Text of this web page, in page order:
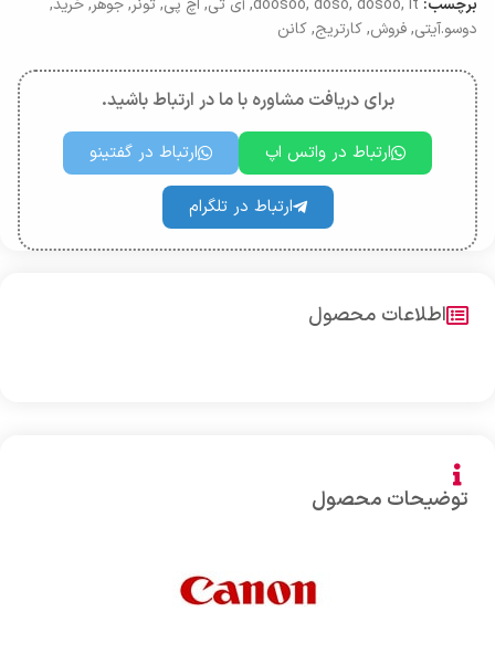
برچسب: doosoo, doso, dosoo, it
,آی تی, اچ پی,تونر,جوهر,خرید,
دوسو.آیتی,فروش,کارتریج,کانن
برای دریافت مشاوره با ما در ارتباط باشید.
ارتباط در واتس اپ ارتباط در گفتینو
ارتباط در تلگرام
توضیحات محصول
اطلاعات محصول